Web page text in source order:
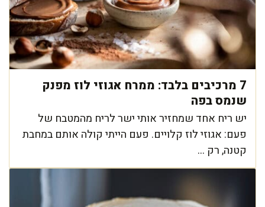
7 מרכיבים בלבד: ממרח אגוזי לוז מפנק
שנמס בפה
יש ריח אחד שמחזיר אותי ישר לריח מהמטבח של
פעם: אגוזי לוז קלויים. פעם הייתי קולה אותם במחבת
קטנה, רק ...